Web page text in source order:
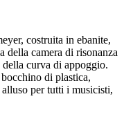
costruita in ebanite,
della camera di risonanza
curva di appoggio.
di plastica,
per tutti i musicisti,